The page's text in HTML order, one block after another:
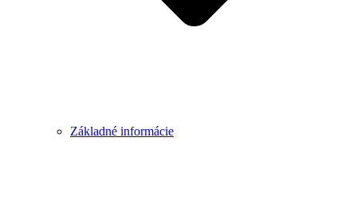
Základné informácie